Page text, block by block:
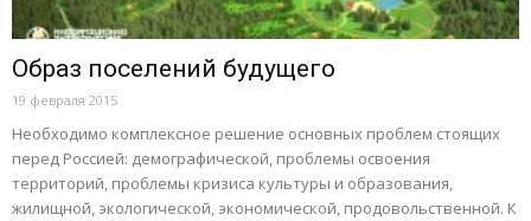
Образ поселений будущего
19 февраля 2015
Необходимо комплексное решение основных проблем стоящих
перед Россией: демографической, проблемы освоения
территорий, проблемы кризиса культуры и образования,
жилищной, экологической, экономической, продовольственной. К